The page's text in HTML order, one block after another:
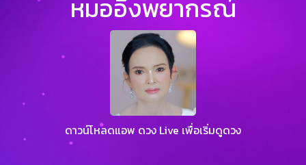
หมออึ้งพยากรณ์​
ดาวน์โหลดแอพ ดวง Live เพื่อเริ่มดูดวง